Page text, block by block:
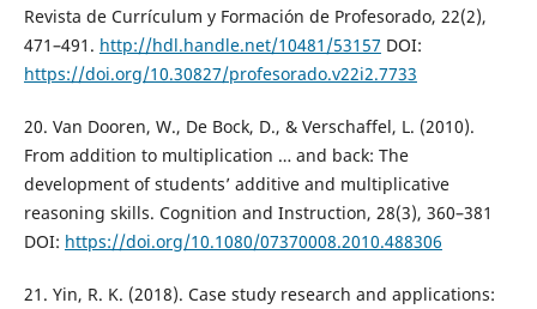
Revista de Currículum y Formación de Profesorado, 22(2),
471–491. http://hdl.handle.net/10481/53157 DOI:
https://doi.org/10.30827/profesorado.v22i2.7733
20. Van Dooren, W., De Bock, D., & Verschaffel, L. (2010).
From addition to multiplication … and back: The
development of students’ additive and multiplicative
reasoning skills. Cognition and Instruction, 28(3), 360–381
DOI: https://doi.org/10.1080/07370008.2010.488306
21. Yin, R. K. (2018). Case study research and applications: